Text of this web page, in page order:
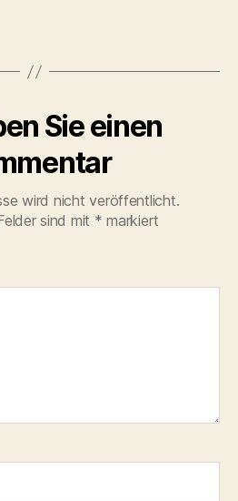
Sie einen
wird nicht veröffentlicht.
sind mit * markiert